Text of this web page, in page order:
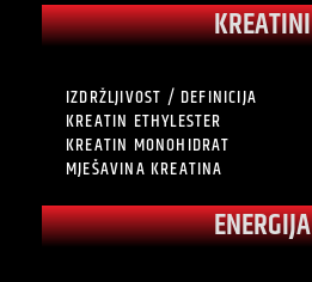
KREATINI
IZDRŽLJIVOST / DEFINICIJA
KREATIN ETHYLESTER
KREATIN MONOHIDRAT
MJEŠAVINA KREATINA
ENERGIJA